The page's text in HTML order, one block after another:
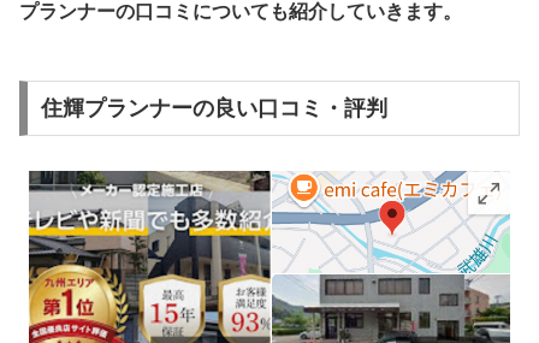
プランナーの口コミについても紹介していきます。
住輝プランナーの良い口コミ・評判